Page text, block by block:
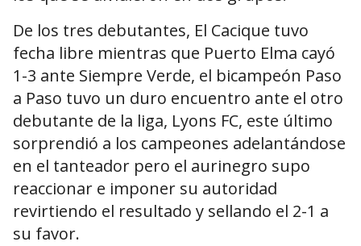
De los tres debutantes, El Cacique tuvo
fecha libre mientras que Puerto Elma cayó
1-3 ante Siempre Verde, el bicampeón Paso
a Paso tuvo un duro encuentro ante el otro
debutante de la liga, Lyons FC, este último
sorprendió a los campeones adelantándose
en el tanteador pero el aurinegro supo
reaccionar e imponer su autoridad
revirtiendo el resultado y sellando el 2-1 a
su favor.